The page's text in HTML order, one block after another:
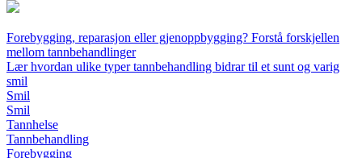
Forebygging, reparasjon eller gjenoppbygging? Forstå forskjellen
mellom tannbehandlinger
Lær hvordan ulike typer tannbehandling bidrar til et sunt og varig
smil
Smil
Smil
Tannhelse
Tannbehandling
Forebygging